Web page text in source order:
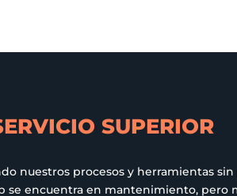
SUPERIOR
nuestros procesos y herramientas
se encuentra en mantenimiento, pero